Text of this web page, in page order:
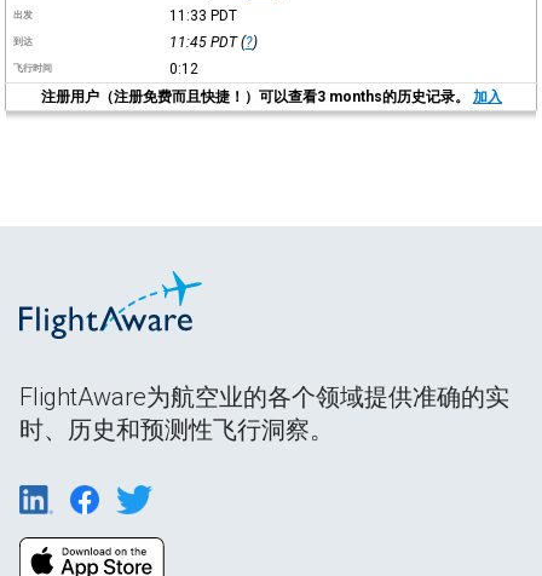
出发 11:33 PDT
到达 11:45 PDT(?)
飞行时间
0:12
注册用户（注册免费而且快捷！）可以查看3 months的历史记录。 加入
FlightAware为航空业的各个领域提供准确的实
时、历史和预测性飞行洞察。